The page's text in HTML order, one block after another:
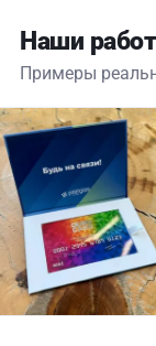
Наши
Примеры